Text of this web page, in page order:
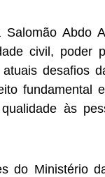
Abdo
civil, poder
desafios
fundamental
às
do Ministério